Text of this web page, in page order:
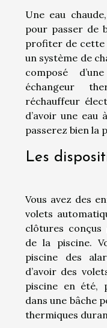
Une eau
pour passer de
profiter de cette
un système de
composé
échangeur
réchauffeur
d’avoir une eau
passerez bien la
Les
Vous avez des
volets
clôtures
de la piscine.
piscine des
d’avoir des
piscine en été,
dans une bâche
thermiques